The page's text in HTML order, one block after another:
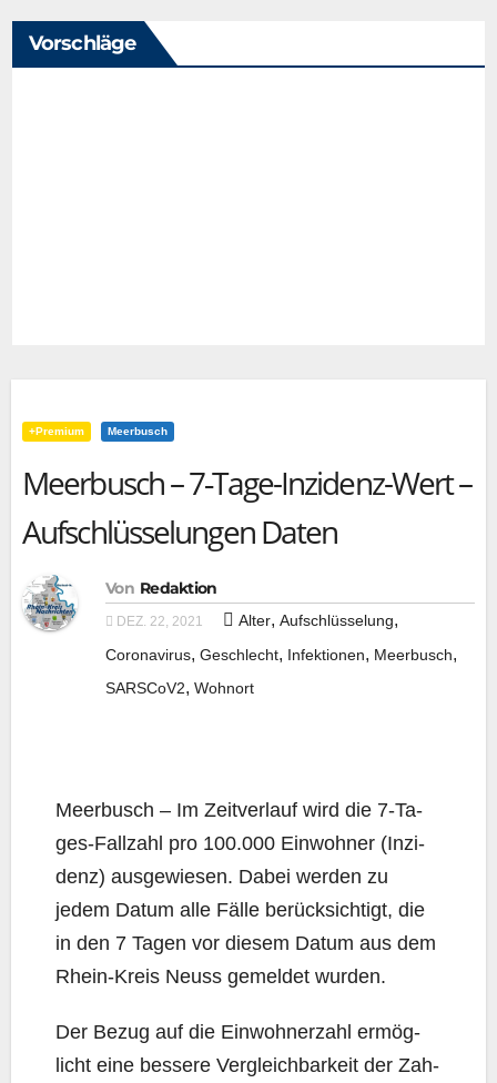
Vorschläge
+Premium Meerbusch
Meerbusch – 7‑Tage-Inzidenz-Wert –
Aufschlüsselungen Daten
Von Redaktion
DEZ. 22, 2021 Alter, Aufschlüsselung,
Coronavirus, Geschlecht, Infektionen, Meerbusch,
SARSCoV2, Wohnort
Meer­busch – Im Zeit­ver­lauf wird die 7‑Ta­
ges-Fall­zahl pro 100.000 Ein­woh­ner (Inzi­
denz) aus­ge­wie­sen. Dabei wer­den zu
jedem Datum alle Fäl­le berück­sich­tigt, die
in den 7 Tagen vor die­sem Datum aus dem
Rhein-Kreis Neuss gemel­det wurden.
Der Bezug auf die Ein­woh­ner­zahl ermög­
licht eine bes­se­re Ver­gleich­bar­keit der Zah­